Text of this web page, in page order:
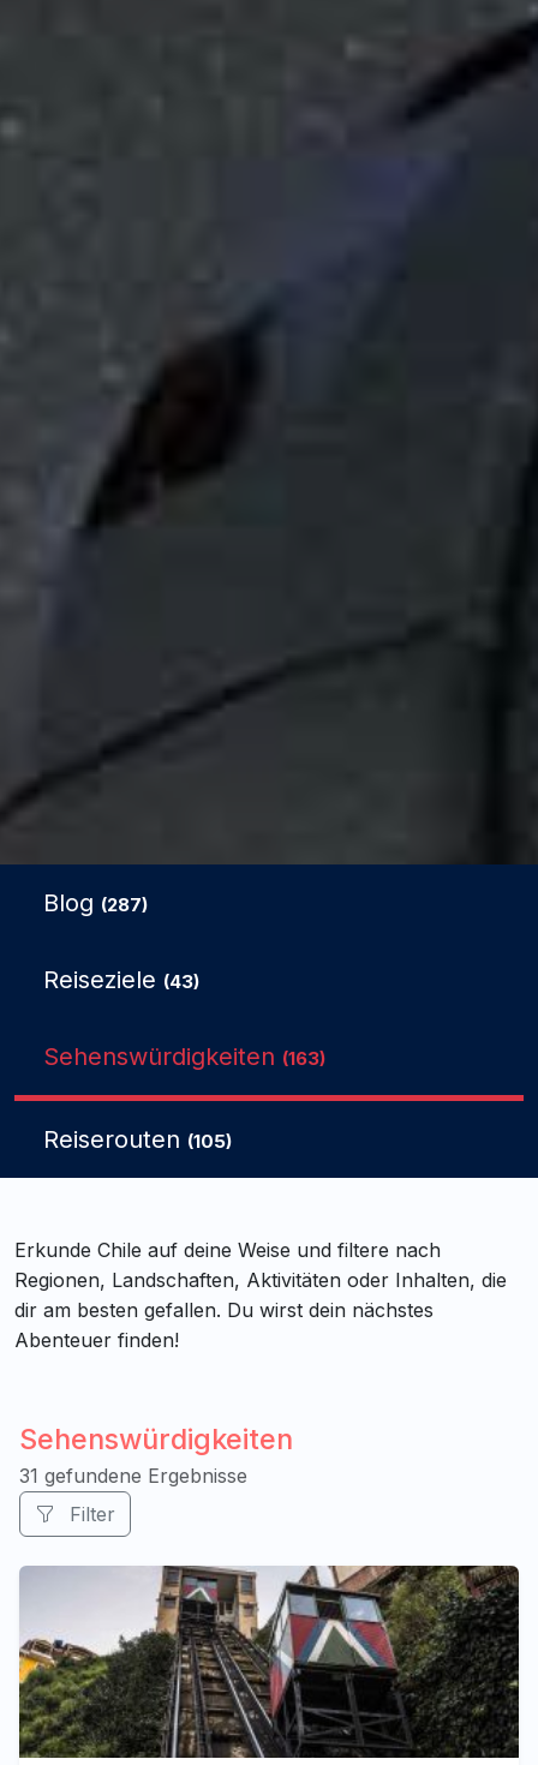
Blog (287)
Reiseziele (43)
Sehenswürdigkeiten (163)
Reiserouten (105)
Erkunde Chile auf deine Weise und filtere nach
Regionen, Landschaften, Aktivitäten oder Inhalten, die
dir am besten gefallen. Du wirst dein nächstes
Abenteuer finden!
Sehenswürdigkeiten
31 gefundene Ergebnisse
Filter